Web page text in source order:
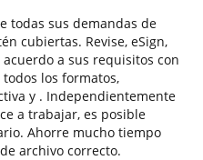
todas sus demandas de
cubiertas. Revise, eSign,
a sus requisitos con
los formatos,
y . Independientemente
a trabajar, es posible
Ahorre mucho tiempo
archivo correcto.